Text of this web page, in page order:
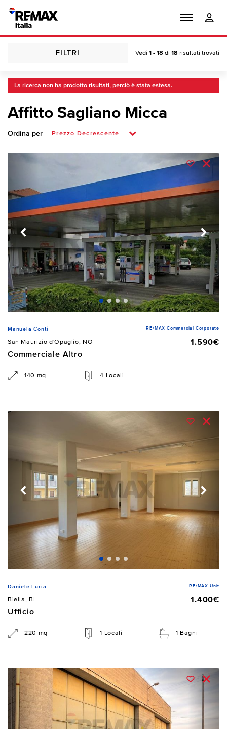
FILTRI Vedi 1 - 18 di 18 risultati trovati
La ricerca non ha prodotto risultati, perciò è stata estesa.
Affitto Sagliano Micca
Ordina per
Manuela Conti RE/MAX Commercial Corporate
San Maurizio d'Opaglio, NO
1.590€
Commerciale Altro
140 mq 4 Locali
Daniele Furia RE/MAX Unit
Biella, BI
1.400€
Ufficio
220 mq 1 Locali 1 Bagni